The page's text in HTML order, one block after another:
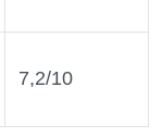
7,2/10